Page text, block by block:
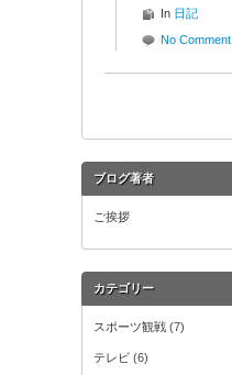
In 日記
No Comment
ブログ著者
ご挨拶
カテゴリー
スポーツ観戦 (7)
テレビ (6)